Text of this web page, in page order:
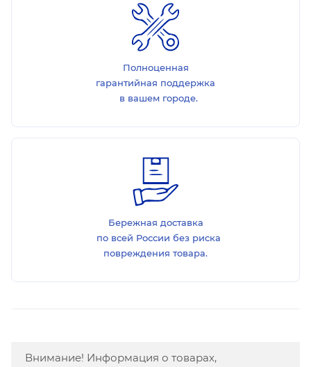
Полноценная
гарантийная поддержка
в вашем городе.
Бережная доставка
по всей России без риска
повреждения товара.
Внимание! Информация о товарах,